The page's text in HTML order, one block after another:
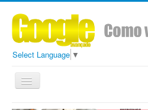
Select Language ▼
Toggle
Navigation